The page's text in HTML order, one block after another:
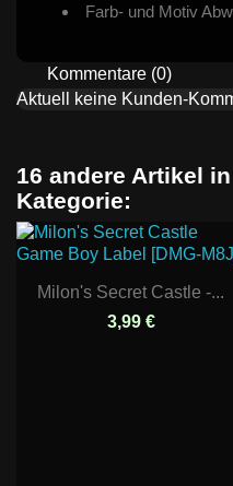
Farb- und Motiv
Kommentare (0)
Aktuell keine Kunden-
16 andere Artikel
Kategorie:
Milon's Secret Castle -...
3,99 €